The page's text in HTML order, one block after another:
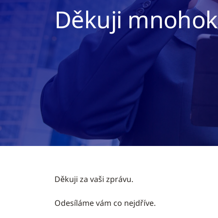
Děkuji
Děkuji za vaši zprávu.
Odesíláme vám co nejdříve.